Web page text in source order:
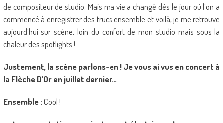
de compositeur de studio. Mais ma vie a changé dès le jour où l’on a
commencé à enregistrer des trucs ensemble et voilà, je me retrouve
aujourd’hui sur scène, loin du confort de mon studio mais sous la
chaleur des spotlights !
Justement, la scène parlons-en ! Je vous ai vus en concert à
la Flèche D’Or en juillet dernier…
Ensemble :Cool !